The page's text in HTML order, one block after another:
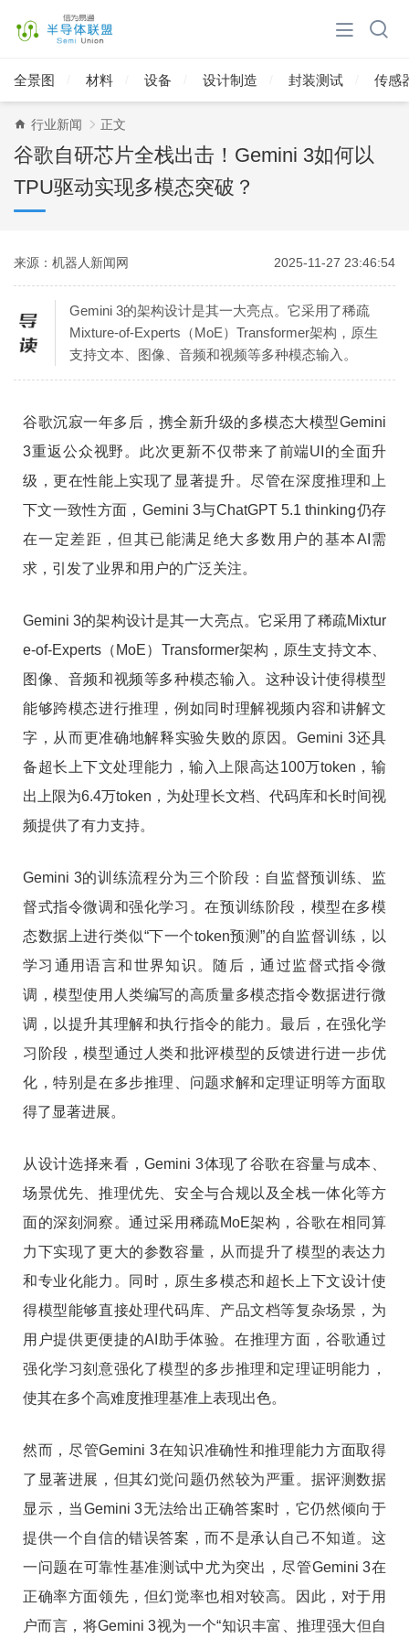
全景图 材料 设备 设计制造 封装测试 传感
行业新闻 正文
谷歌自研芯片全栈出击！Gemini 3如何以
TPU驱动实现多模态突破？
来源：机器人新闻网 2025-11-27 23:46:54
Gemini 3的架构设计是其一大亮点。它采用了稀疏
Mixture-of-Experts（MoE）Transformer架构，原生
支持文本、图像、音频和视频等多种模态输入。
谷歌沉寂一年多后，携全新升级的多模态大模型Gemini
3重返公众视野。此次更新不仅带来了前端UI的全面升
级，更在性能上实现了显著提升。尽管在深度推理和上
下文一致性方面，Gemini 3与ChatGPT 5.1 thinking仍存
在一定差距，但其已能满足绝大多数用户的基本AI需
求，引发了业界和用户的广泛关注。
Gemini 3的架构设计是其一大亮点。它采用了稀疏Mixtur
e-of-Experts（MoE）Transformer架构，原生支持文本、
图像、音频和视频等多种模态输入。这种设计使得模型
能够跨模态进行推理，例如同时理解视频内容和讲解文
字，从而更准确地解释实验失败的原因。Gemini 3还具
备超长上下文处理能力，输入上限高达100万token，输
出上限为6.4万token，为处理长文档、代码库和长时间视
频提供了有力支持。
Gemini 3的训练流程分为三个阶段：自监督预训练、监
督式指令微调和强化学习。在预训练阶段，模型在多模
态数据上进行类似“下一个token预测”的自监督训练，以
学习通用语言和世界知识。随后，通过监督式指令微
调，模型使用人类编写的高质量多模态指令数据进行微
调，以提升其理解和执行指令的能力。最后，在强化学
习阶段，模型通过人类和批评模型的反馈进行进一步优
化，特别是在多步推理、问题求解和定理证明等方面取
得了显著进展。
从设计选择来看，Gemini 3体现了谷歌在容量与成本、
场景优先、推理优先、安全与合规以及全栈一体化等方
面的深刻洞察。通过采用稀疏MoE架构，谷歌在相同算
力下实现了更大的参数容量，从而提升了模型的表达力
和专业化能力。同时，原生多模态和超长上下文设计使
得模型能够直接处理代码库、产品文档等复杂场景，为
用户提供更便捷的AI助手体验。在推理方面，谷歌通过
强化学习刻意强化了模型的多步推理和定理证明能力，
使其在多个高难度推理基准上表现出色。
然而，尽管Gemini 3在知识准确性和推理能力方面取得
了显著进展，但其幻觉问题仍然较为严重。据评测数据
显示，当Gemini 3无法给出正确答案时，它仍然倾向于
提供一个自信的错误答案，而不是承认自己不知道。这
一问题在可靠性基准测试中尤为突出，尽管Gemini 3在
正确率方面领先，但幻觉率也相对较高。因此，对于用
户而言，将Gemini 3视为一个“知识丰富、推理强大但自